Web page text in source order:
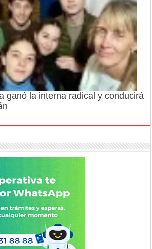
ganó la interna radical y conducirá